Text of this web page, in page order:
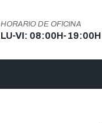
HORARIO DE OFICINA
LU-VI: 08:00H-19:00H